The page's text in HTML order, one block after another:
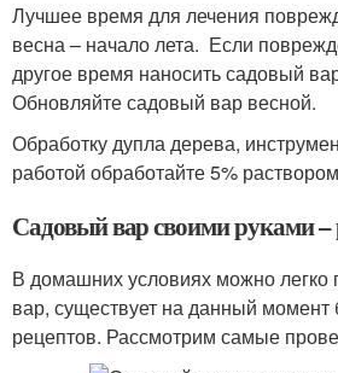
Лучшее время для лечения
весна – начало лета. Если
другое время наносить садовый
Обновляйте садовый вар весной.
Обработку дупла дерева,
работой обработайте 5%
Садовый вар своими руками –
В домашних условиях можно легко
вар, существует на данный момент
рецептов. Рассмотрим самые